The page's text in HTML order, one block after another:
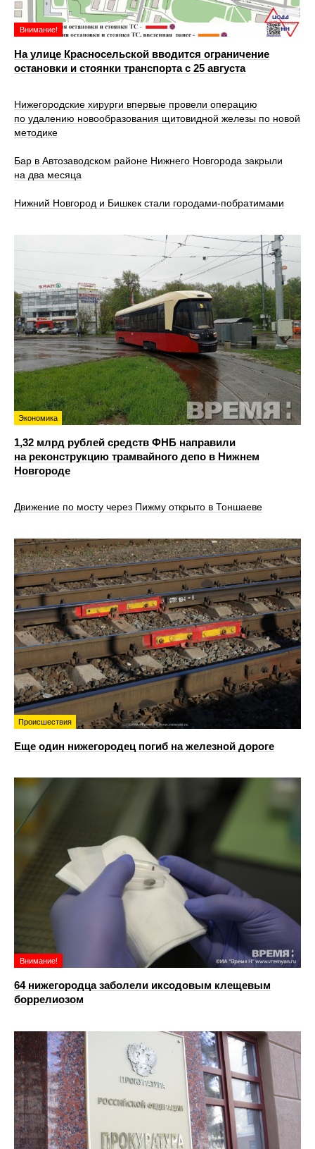
Внимание!
На улице Красносельской вводится ограничение
остановки и стоянки транспорта с 25 августа
Нижегородские хирурги впервые провели операцию
по удалению новообразования щитовидной железы по новой
методике
Бар в Автозаводском районе Нижнего Новгорода закрыли
на два месяца
Нижний Новгород и Бишкек стали городами-побратимами
Экономика
1,32 млрд рублей средств ФНБ направили
на реконструкцию трамвайного депо в Нижнем
Новгороде
Движение по мосту через Пижму открыто в Тоншаеве
Происшествия
Еще один нижегородец погиб на железной дороге
Внимание!
64 нижегородца заболели иксодовым клещевым
боррелиозом